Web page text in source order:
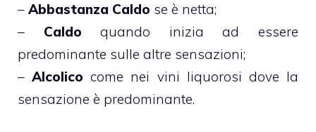
– Abbastanza Caldo se è netta;
– Caldo quando inizia ad essere
predominante sulle altre sensazioni;
–Alcolico come nei vini liquorosi dove la
sensazione è predominante.